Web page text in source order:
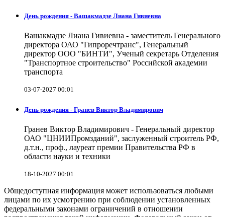
День рождения - Вашакмадзе Лиана Гивиевна
Вашакмадзе Лиана Гивиевна - заместитель Генерального
директора ОАО "Гипроречтранс", Генеральный
директор ООО "БИНТИ", Ученый секретарь Отделения
"Транспортное строительство" Российской академии
транспорта
03-07-2027 00:01
День рождения - Гранев Виктор Владимирович
Гранев Виктор Владимирович - Генеральный директор
ОАО "ЦНИИПромзданий", заслуженный строитель РФ,
д.т.н., проф., лауреат премии Правительства РФ в
области науки и техники
18-10-2027 00:01
Общедоступная информация может использоваться любыми
лицами по их усмотрению при соблюдении установленных
федеральными законами ограничений в отношении